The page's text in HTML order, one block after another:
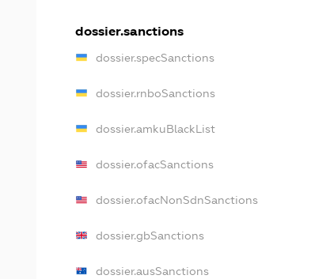
dossier.sanctions
dossier.specSanctions
dossier.rnboSanctions
dossier.amkuBlackList
dossier.ofacSanctions
dossier.ofacNonSdnSanctions
dossier.gbSanctions
dossier.ausSanctions